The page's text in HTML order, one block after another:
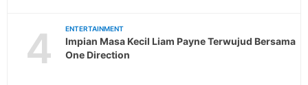
4 ENTERTAINMENT
Impian Masa Kecil Liam Payne Terwujud Bersama
One Direction